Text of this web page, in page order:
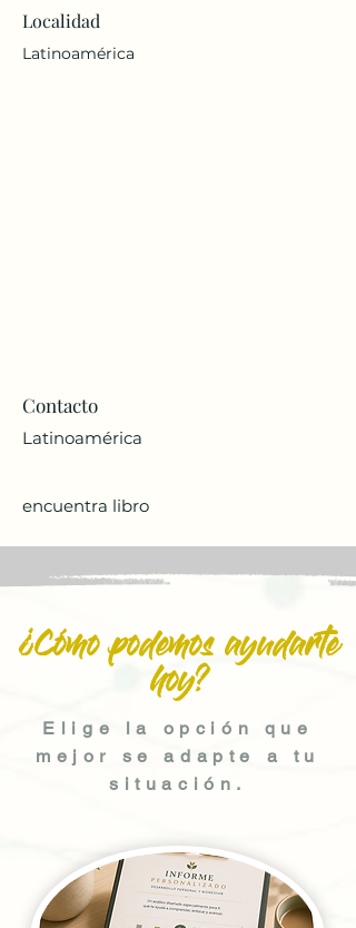
Localidad
Latinoamérica
Contacto
Latinoamérica
encuentra libro
¿Cómo podemos ayudarte
hoy?
Elige la opción que
mejor se adapte a tu
situación.